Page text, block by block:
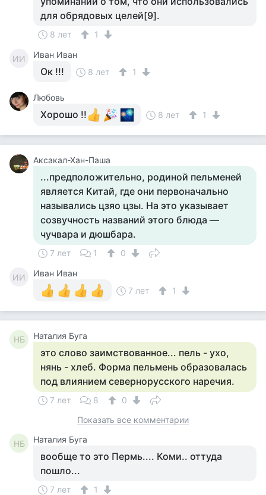
для обрядовых целей[9].
8 лет 1
ИИ Иван Иван
Ок !!! 8 лет 1
Любовь
Хорошо !! 8 лет 1
Аксакал-Хан-Паша
...предположительно, родиной пельменей
является Китай, где они первоначально
назывались цзяо цзы. На это указывает
созвучность названий этого блюда —
чучвара и дюшбара.
7 лет 1 0
ИИ
Иван Иван
7 лет
1
НБ Наталия Буга
это слово заимствованное... пель - ухо,
нянь - хлеб. Форма пельмень образовалась
под влиянием севернорусского наречия.
7 лет 8
0
Показать все комментарии
НБ Наталия Буга
вообще то это Пермь.... Коми.. оттуда
пошло...
7 лет 1